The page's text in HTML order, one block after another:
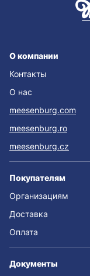
О компании
Контакты
О нас
meesenburg.com
meesenburg.ro
meesenburg.cz
Покупателям
Организациям
Доставка
Оплата
Документы